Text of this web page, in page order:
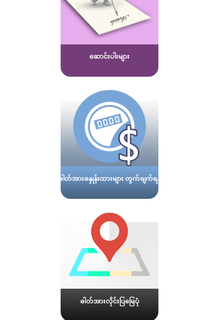
ဆောင်းပါးများ
ဓါတ်အားခနှုန်းထားများ တွက်ချက်ရန်
ဓါတ်အားလိုင်းပြမြေပုံ